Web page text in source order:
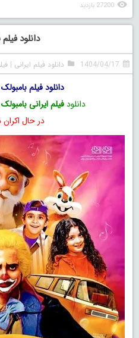
27200 بازدید
دانلود
1404/04/17 دانلود فیلم ایرانی |
دانلود فیلم
دانلودفیلم ایرانی بامبولک
در حال اکران